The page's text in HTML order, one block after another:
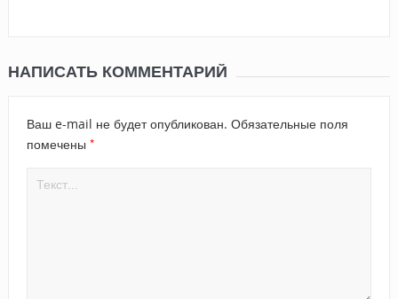
НАПИСАТЬ КОММЕНТАРИЙ
Ваш e-mail не будет опубликован. Обязательные поля
помечены *